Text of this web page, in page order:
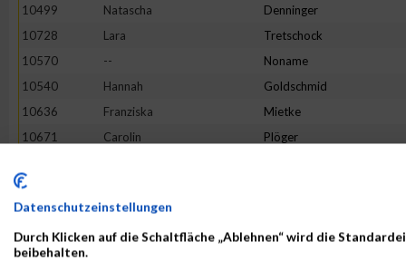
10499
Natascha Denninger
10728
Lara Tretschock
10570
-- Noname
10540
Hannah Goldschmid
10636
Franziska Mietke
10671
Carolin Plöger
10747
10485
Christine
10754
Katrin Woll
Datenschutzeinstellungen
Durch Klicken auf die Schaltfläche „Ablehnen“ wird die
beibehalten.